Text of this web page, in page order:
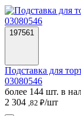
197561
Подставка для
03080546
более 144 шт. в
2 304 ,82 ₽/шт